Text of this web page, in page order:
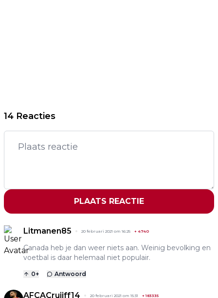
14 Reacties
PLAATS REACTIE
Litmanen85 20 februari 2021 om 16:25 + 4740
Canada heb je dan weer niets aan. Weinig bevolking en
voetbal is daar helemaal niet populair.
0+ Antwoord
AFCACruijff14 20 februari 2021 om 15:31 +183335